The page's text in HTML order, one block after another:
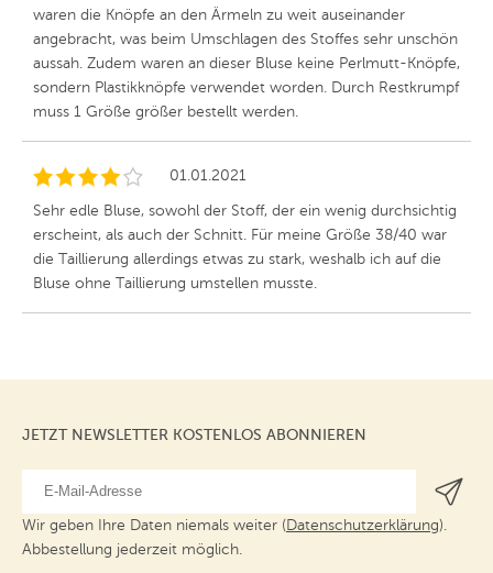
waren die Knöpfe an den Ärmeln zu weit auseinander
angebracht, was beim Umschlagen des Stoffes sehr unschön
aussah. Zudem waren an dieser Bluse keine Perlmutt-Knöpfe,
sondern Plastikknöpfe verwendet worden. Durch Restkrumpf
muss 1 Größe größer bestellt werden.
01.01.2021
Sehr edle Bluse, sowohl der Stoff, der ein wenig durchsichtig
erscheint, als auch der Schnitt. Für meine Größe 38/40 war
die Taillierung allerdings etwas zu stark, weshalb ich auf die
Bluse ohne Taillierung umstellen musste.
JETZT NEWSLETTER KOSTENLOS ABONNIEREN
Wir geben Ihre Daten niemals weiter (Datenschutzerklärung).
Abbestellung jederzeit möglich.